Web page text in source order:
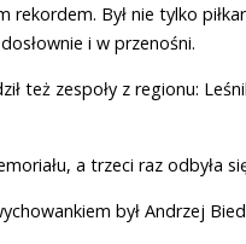
rekordem. Był nie tylko
i w przenośni.
też zespoły z regionu:
a trzeci raz odbyła
był Andrzej